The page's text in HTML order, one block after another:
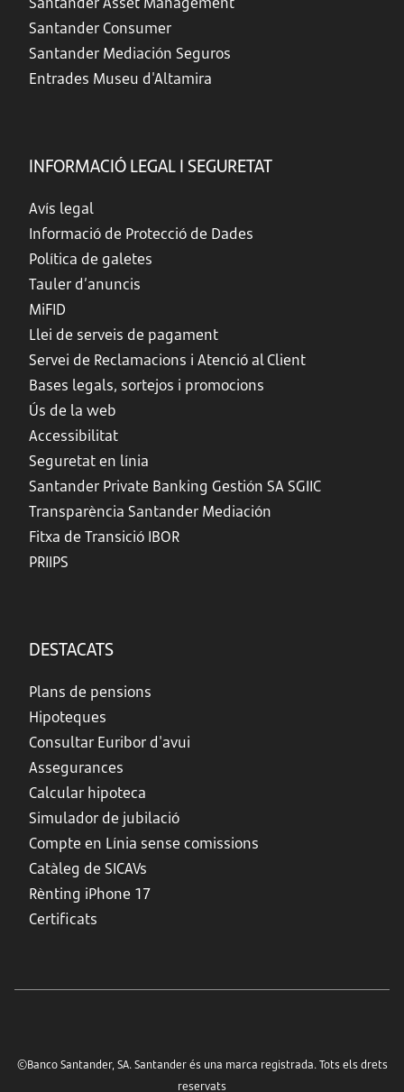
Santander Consumer
Santander Mediación Seguros
Entrades Museu d'Altamira
INFORMACIÓ LEGAL I SEGURETAT
Avís legal
Informació de Protecció de Dades
Política de galetes
Tauler d’anuncis
MiFID
Llei de serveis de pagament
Servei de Reclamacions i Atenció al Client
Bases legals, sortejos i promocions
Ús de la web
Accessibilitat
Seguretat en línia
Santander Private Banking Gestión SA SGIIC
Transparència Santander Mediación
Fitxa de Transició IBOR
PRIIPS
DESTACATS
Plans de pensions
Hipoteques
Consultar Euribor d'avui
Assegurances
Calcular hipoteca
Simulador de jubilació
Compte en Línia sense comissions
Catàleg de SICAVs
Rènting iPhone 17
Certificats
©Banco Santander, SA. Santander és una marca registrada. Tots els drets
reservats